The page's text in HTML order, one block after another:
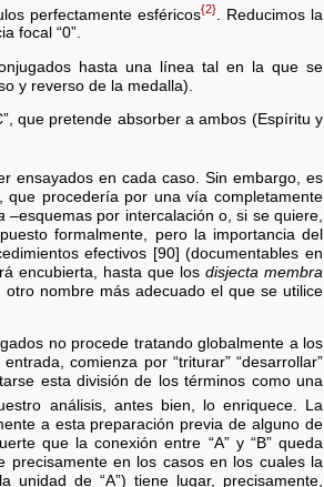
perfectamente esféricos{2}. Reducimos la
focal “0”.
hasta una línea tal en la que se
y reverso de la medalla).
que pretende absorber a ambos (Espíritu y
ensayados en cada caso. Sin embargo, es
que procedería por una vía completamente
–esquemas por intercalación o, si se quiere,
formalmente, pero la importancia del
efectivos [90] (documentables en
encubierta, hasta que los disjecta membra
nombre más adecuado el que se utilice
no procede tratando globalmente a los
comienza por “triturar” “desarrollar”
esta división de los términos como una
análisis, antes bien, lo enriquece. La
a esta preparación previa de alguno de
que la conexión entre “A” y “B” queda
precisamente en los casos en los cuales la
unidad de “A”) tiene lugar, precisamente,